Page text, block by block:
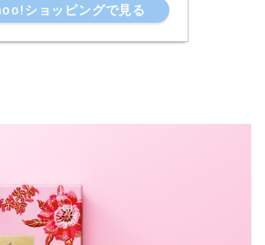
ショッピングで見る